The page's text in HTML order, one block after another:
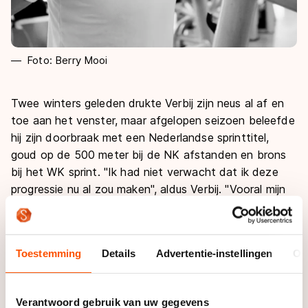
Toestemming Details Advertentie-instellingen
Verantwoord gebruik van uw gegevens
Foto: Berry Mooi
Twee winters geleden drukte Verbij zijn neus al af en
toe aan het venster, maar afgelopen seizoen beleefde
hij zijn doorbraak met een Nederlandse sprinttitel,
goud op de 500 meter bij de NK afstanden en brons
bij het WK sprint. "Ik had niet verwacht dat ik deze
progressie nu al zou maken", aldus Verbij. "Vooral mijn
tijden op de 500 meter verraste me."
Heeft hij een verklaring voor zijn enorme vooruitgang?
"Ik ben fysiek sterker geworden, dat helpt zeker. En
het was mijn tweede seizoen in de ploeg van coach